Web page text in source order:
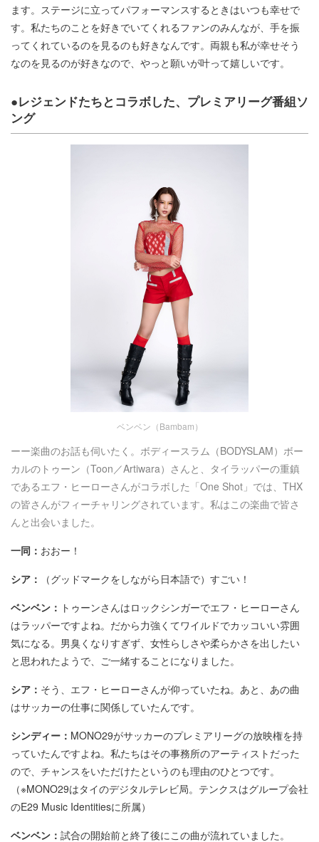
ます。ステージに立ってパフォーマンスするときはいつも幸せで
す。私たちのことを好きでいてくれるファンのみんなが、手を振
ってくれているのを見るのも好きなんです。両親も私が幸せそう
なのを見るのが好きなので、やっと願いが叶って嬉しいです。
●レジェンドたちとコラボした、プレミアリーグ番組ソ
ング
ベンベン（Bambam）
ーー楽曲のお話も伺いたく。ボディースラム（BODYSLAM）ボー
カルのトゥーン（Toon／Artiwara）さんと、タイラッパーの重鎮
であるエフ・ヒーローさんがコラボした「One Shot」では、THX
の皆さんがフィーチャリングされています。私はこの楽曲で皆さ
んと出会いました。
一同： おおー！
シア：
（グッドマークをしながら日本語で）すごい！
ベンベン： トゥーンさんはロックシンガーでエフ・ヒーローさん
はラッパーですよね。だから力強くてワイルドでカッコいい雰囲
気になる。男臭くなりすぎず、女性らしさや柔らかさを出したい
と思われたようで、ご一緒することになりました。
シア： そう、エフ・ヒーローさんが仰っていたね。あと、あの曲
はサッカーの仕事に関係していたんです。
シンディー： MONO29がサッカーのプレミアリーグの放映権を持
っていたんですよね。私たちはその事務所のアーティストだった
ので、チャンスをいただけたというのも理由のひとつです。
（※MONO29はタイのデジタルテレビ局。テンクスはグループ会社
のE29 Music Identitiesに所属）
ベンベン： 試合の開始前と終了後にこの曲が流れていました。